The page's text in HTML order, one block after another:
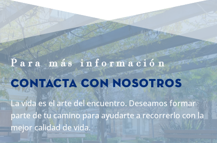
Para más información
Contacta con Nosotros
La vida es el arte del encuentro. Deseamos formar
parte de tu camino para ayudarte a recorrerlo con la
mejor calidad de vida.